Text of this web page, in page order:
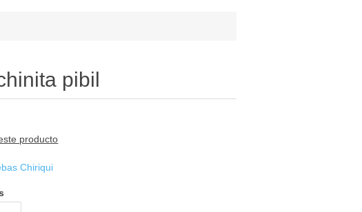
pibil
producto
Chiriqui